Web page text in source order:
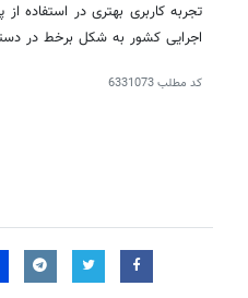
تجربه کاربری بهتری در
اجرایی کشور به شکل برخط در
کد مطلب6331073